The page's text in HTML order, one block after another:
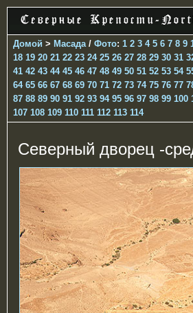
Домой > Масада / Фото: 1 2 3 4 5 6 7 8 9
18 19 20 21 22 23 24 25 26 27 28 29 30 31
41 42 43 44 45 46 47 48 49 50 51 52 53 54
64 65 66 67 68 69 70 71 72 73 74 75 76 77
87 88 89 90 91 92 93 94 95 96 97 98 99 100
107 108 109 110 111 112 113 114
Северный дворец -